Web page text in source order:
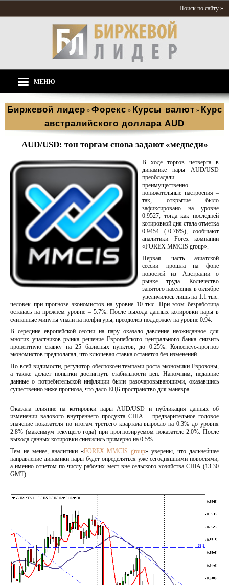
Поиск по сайту »
МЕНЮ
Биржевой лидер » Форекс » Курсы валют » Курс
австралийского доллара AUD
AUD/USD: тон торгам снова задают «медведи»
В ходе торгов четверга в
динамике пары AUD/USD
преобладали
преимущественно
понижательные настроения –
так, открытие было
зафиксировано на уровне
0.9527, тогда как последней
котировкой дня стала отметка
0.9454 (-0.76%), сообщают
аналитики Forex компании
«FOREX MMCIS group».
Первая часть азиатской
сессии прошла на фоне
новостей из Австралии о
рынке труда. Количество
занятого населения в октябре
увеличилось лишь на 1.1 тыс.
человек при прогнозе экономистов на уровне 10 тыс. При этом безработица
осталась на прежнем уровне – 5.7%. После выхода данных котировки пары в
считанные минуты упали на полфигуры, преодолев поддержку на уровне 0.94.
В середине европейской сессии на пару оказало давление неожиданное для
многих участников рынка решение Европейского центрального банка снизить
процентную ставку на 25 базисных пунктов, до 0.25%. Консенсус-прогноз
экономистов предполагал, что ключевая ставка останется без изменений.
По всей видимости, регулятор обеспокоен темпами роста экономики Еврозоны,
а также делает попытки достигнуть стабильности цен. Напомним, недавние
данные о потребительской инфляции были разочаровывающими, оказавшись
существенно ниже прогноза, что дало ЕЦБ пространство для маневра.
Оказала влияние на котировки пары AUD/USD и публикация данных об
изменении валового внутреннего продукта США – предварительное годовое
значение показателя по итогам третьего квартала выросло на 0.3% до уровня
2.8% (максимум текущего года) при прогнозируемом показателе 2.0%. После
выхода данных котировки снизились примерно на 0.5%.
Тем не менее, аналитики «FOREX MMCIS group» уверены, что дальнейшее
направление динамики пары будет определяться уже сегодняшними новостями,
а именно отчетом по числу рабочих мест вне сельского хозяйства США (13.30
GMT).